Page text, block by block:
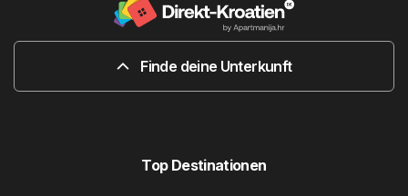
Finde deine Unterkunft
Top Destinationen